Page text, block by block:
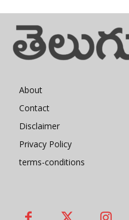
About
Contact
Disclaimer
Privacy Policy
terms-conditions